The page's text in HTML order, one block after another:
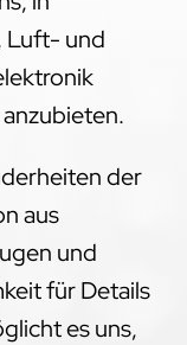
Luft- und
der
aus
und
für Details
es uns,